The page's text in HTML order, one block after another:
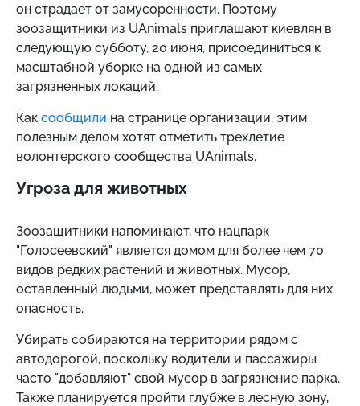
он страдает от замусоренности. Поэтому
зоозащитники из UAnimals приглашают киевлян в
следующую субботу, 20 июня, присоединиться к
масштабной уборке на одной из самых
загрязненных локаций.
Как сообщили на странице организации, этим
полезным делом хотят отметить трехлетие
волонтерского сообщества UAnimals.
Угроза для животных
Зоозащитники напоминают, что нацпарк
"Голосеевский" является домом для более чем 70
видов редких растений и животных. Мусор,
оставленный людьми, может представлять для них
опасность.
Убирать собираются на территории рядом с
автодорогой, поскольку водители и пассажиры
часто "добавляют" свой мусор в загрязнение парка.
Также планируется пройти глубже в лесную зону,